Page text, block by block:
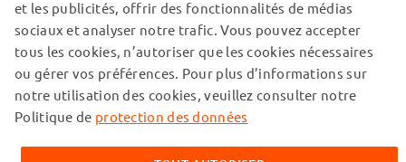
NOS PARTENAIRES DE LIVRAISON
© subtel.ch 2026
Tous les prix incluent la TVA et excluent les frais de port.
Veuillez noter que toutes les marques citées sont des
mentionnées sur nos pages web uniquement pour fournir des
et les publicités, offrir des fonctionnalités de médias
sociaux et analyser notre trafic. Vous pouvez accepter
tous les cookies, n’autoriser que les cookies nécessaires
ou gérer vos préférences. Pour plus d’informations sur
notre utilisation des cookies, veuillez consulter notre
Politique de protection des données